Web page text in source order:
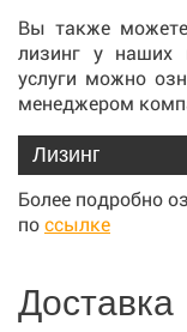
Вы также
лизинг у наших
услуги можно
менеджером
Лизинг
Более подробно
по ссылке
Доставка